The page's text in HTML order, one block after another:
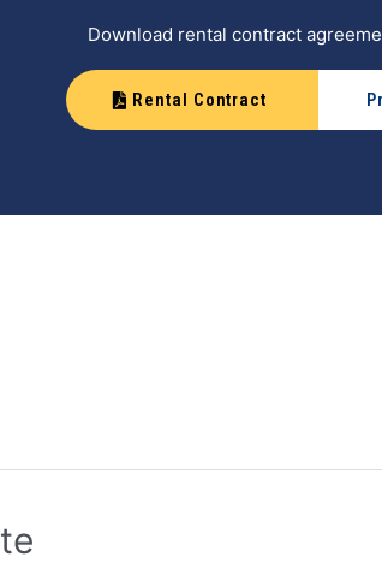
Download rental contract
Rental Contract